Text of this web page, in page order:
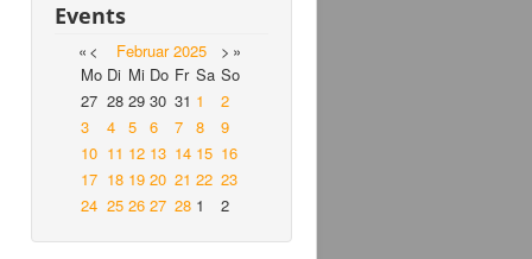
Events
« < Februar 2025 > »
Mo Di Mi Do Fr Sa So
27 28 29 30 31 1
2
3
4 5 6 7 8
9
10 11 12 13 14 15 16
17 18 19 20 21 22 23
24 25 26 27 28 1 2